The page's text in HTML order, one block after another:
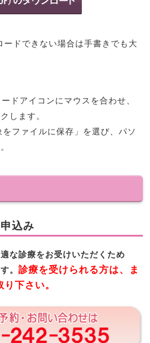
ドできない場合は手書きでも大
ドアイコンにマウスを合わせ、
します。
ファイルに保存」を選び、パソ
込み
な診療をお受けいただくため
。 診療を受けられる方は、ま
下さい。